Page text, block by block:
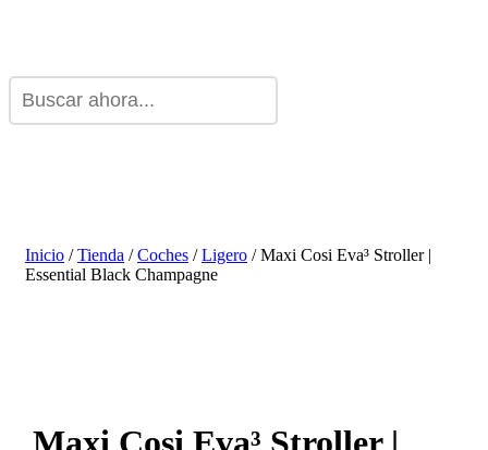
Inicio /Tienda /Coches /Ligero / Maxi Cosi Eva³ Stroller |
Essential Black Champagne